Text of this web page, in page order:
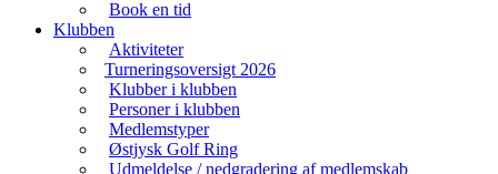
Book en tid
Klubben
Aktiviteter
Turneringsoversigt 2026
Klubber i klubben
Personer i klubben
Medlemstyper
Østjysk Golf Ring
Udmeldelse / nedgradering af medlemskab